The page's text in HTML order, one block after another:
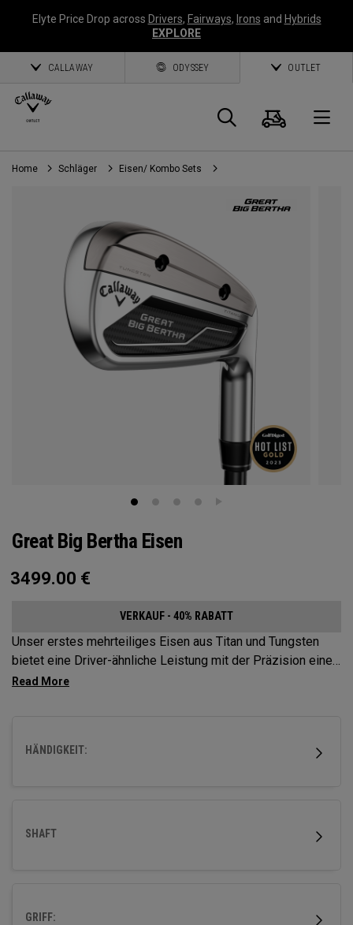
Elyte Price Drop across Drivers, Fairways, Irons and Hybrids
EXPLORE
CALLAWAY ODYSSEY OUTLET
Suche
Home Schläger Eisen/ Kombo Sets
Great Big Bertha Eisen
3499.00 €
VERKAUF - 40% RABATT
Unser erstes mehrteiliges Eisen aus Titan und Tungsten
bietet eine Driver-ähnliche Leistung mit der Präzision eines
Eisens.
HÄNDIGKEIT:
SHAFT
GRIFF: